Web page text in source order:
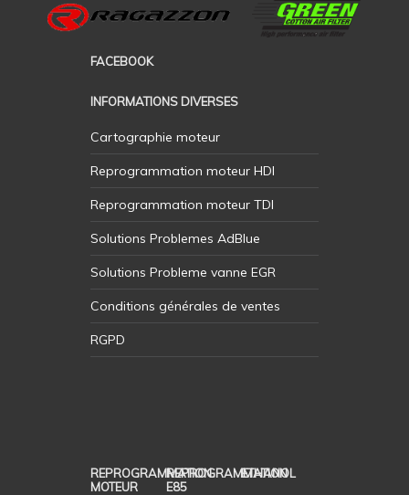
FACEBOOK
INFORMATIONS DIVERSES
Cartographie moteur
Reprogrammation moteur HDI
Reprogrammation moteur TDI
Solutions Problemes AdBlue
Solutions Probleme vanne EGR
Conditions générales de ventes
RGPD
REPROGRAMMATION
MOTEUR
REPROGRAMMATION
E85
ETHANOL